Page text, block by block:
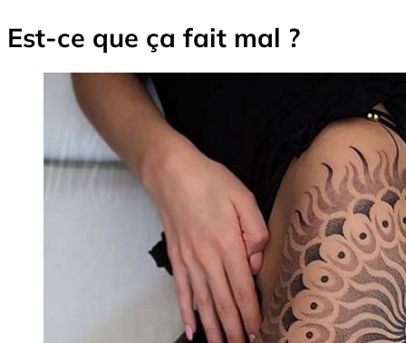
Est-ce que ça fait mal ?